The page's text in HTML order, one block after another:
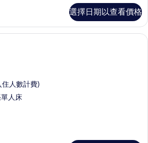
選擇日期以查看價格
普通套房 | 客房內保險箱、書桌、筆
住人數計費)
單人床